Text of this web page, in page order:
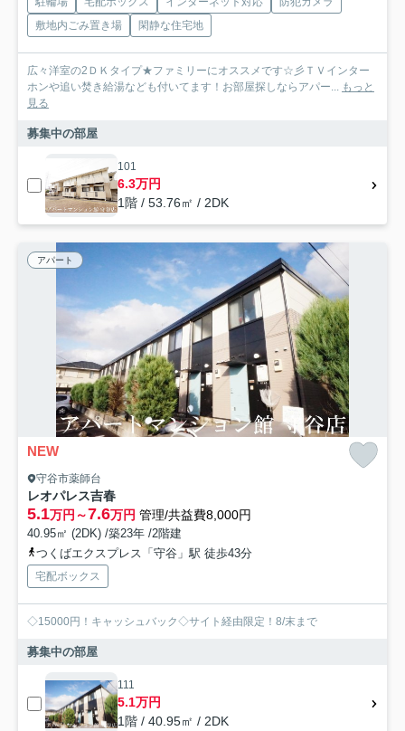
敷地内ごみ置き場
閑静な住宅地
広々洋室の2ＤＫタイプ★ファミリーにオススメです☆彡ＴＶインター
ホンや追い焚き給湯なども付いてます！お部屋探しならアパー... もっと
見る
募集中の部屋
101
6.3万円
1階 / 53.76㎡ / 2DK
アパート
NEW
守谷市薬師台
レオパレス吉春
5.1万円～7.6万円 管理/共益費8,000円
40.95㎡ (2DK) /築23年 /2階建
つくばエクスプレス「守谷」駅 徒歩43分
宅配ボックス
◇15000円！キャッシュバック◇サイト経由限定！8/末まで
募集中の部屋
111
5.1万円
1階 / 40.95㎡ / 2DK